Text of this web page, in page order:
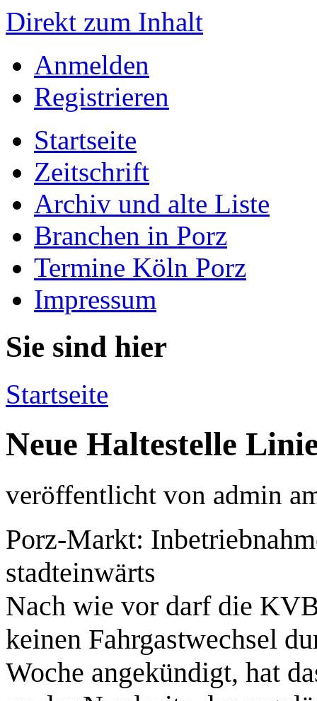
Direkt zum Inhalt
Anmelden
Registrieren
Startseite
Zeitschrift
Archiv und alte Liste
Branchen in Porz
Termine Köln Porz
Impressum
Sie sind hier
Startseite
Neue Haltestelle
veröffentlicht von admin
Porz-Markt:
stadteinwärts
Nach wie vor darf die
keinen Fahrgastwechsel
Woche angekündigt, hat